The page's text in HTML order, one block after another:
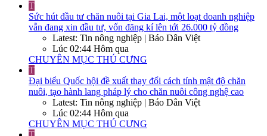
T
Sức hút đầu tư chăn nuôi tại Gia Lai, một loạt doanh nghiệp
vẫn đang xin đầu tư, vốn đăng kí lên tới 26.000 tỷ đồng
Latest: Tin nông nghiệp | Báo Dân Việt
Lúc 02:44 Hôm qua
CHUYÊN MỤC THÚ CƯNG
T
Đại biểu Quốc hội đề xuất thay đổi cách tính mật độ chăn
nuôi, tạo hành lang pháp lý cho chăn nuôi công nghệ cao
Latest: Tin nông nghiệp | Báo Dân Việt
Lúc 02:44 Hôm qua
CHUYÊN MỤC THÚ CƯNG